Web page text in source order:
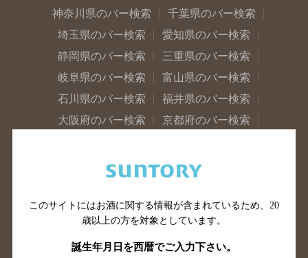
神奈川県のバー検索
千葉県のバー検索
埼玉県のバー検索
愛知県のバー検索
静岡県のバー検索
三重県のバー検索
岐阜県のバー検索
富山県のバー検索
石川県のバー検索
福井県のバー検索
大阪府のバー検索
京都府のバー検索
滋賀県のバー検索
和歌山県のバー検索
山口県のバー検索
鳥取県のバー検索
島根県のバー検索
徳島県のバー検索
香川県のバー検索
愛媛県のバー検索
このサイトにはお酒に関する情報が含まれているため、 20
歳以上の方を対象としています。
誕生年月日を西暦でご入力下さい。